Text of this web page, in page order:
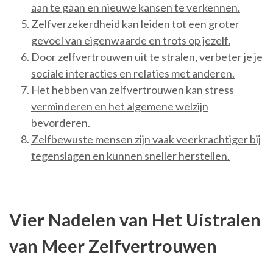
aan te gaan en nieuwe kansen te verkennen.
Zelfverzekerdheid kan leiden tot een groter
gevoel van eigenwaarde en trots op jezelf.
Door zelfvertrouwen uit te stralen, verbeter je je
sociale interacties en relaties met anderen.
Het hebben van zelfvertrouwen kan stress
verminderen en het algemene welzijn
bevorderen.
Zelfbewuste mensen zijn vaak veerkrachtiger bij
tegenslagen en kunnen sneller herstellen.
Vier Nadelen van Het Uistralen
van Meer Zelfvertrouwen